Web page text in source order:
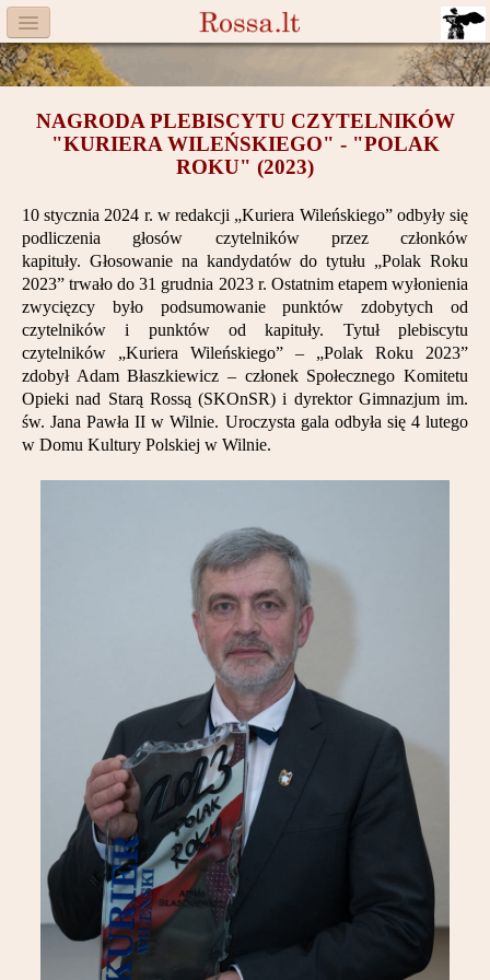
Menu
Facebook
Komitet
Książka
Moneta
Cegiełki
Rossa
Trasy
NAGRODA PLEBISCYTU CZYTELNIKÓW
"KURIERA WILEŃSKIEGO" - "POLAK
ROKU" (2023)
10 stycznia 2024 r. w redakcji „Kuriera Wileńskiego” odbyły się
podliczenia głosów czytelników przez członków
kapituły. Głosowanie na kandydatów do tytułu „Polak Roku
2023” trwało do 31 grudnia 2023 r. Ostatnim etapem wyłonienia
zwycięzcy było podsumowanie punktów zdobytych od
czytelników i punktów od kapituły. Tytuł plebiscytu
czytelników „Kuriera Wileńskiego” – „Polak Roku 2023”
zdobył Adam Błaszkiewicz – członek Społecznego Komitetu
Opieki nad Starą Rossą (SKOnSR) i dyrektor Gimnazjum im.
św. Jana Pawła II w Wilnie. Uroczysta gala odbyła się 4 lutego
w Domu Kultury Polskiej w Wilnie.